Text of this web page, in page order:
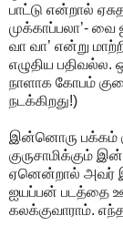
பாட்டு என்றால்
முக்காப்பலா’- வை
வா வா’ என்று
எழுதிய பதிவல்ல.
நாளாக கோபம்
நடக்கிறது!)
இன்னொரு பக்கம்
குருசாமிக்கும்
ஏனென்றால் அவர்
ஐயப்பன் படத்தை
கலக்குவாராம்.